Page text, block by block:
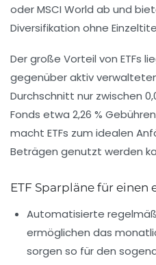
oder MSCI World ab und
Diversifikation ohne
Der große Vorteil von ETFs
gegenüber aktiv
Durchschnitt nur zwischen
Fonds etwa 2,26 %
macht ETFs zum idealen
Beträgen genutzt werden
ETF Sparpläne für
Automatisierte
ermöglichen das
sorgen so für den